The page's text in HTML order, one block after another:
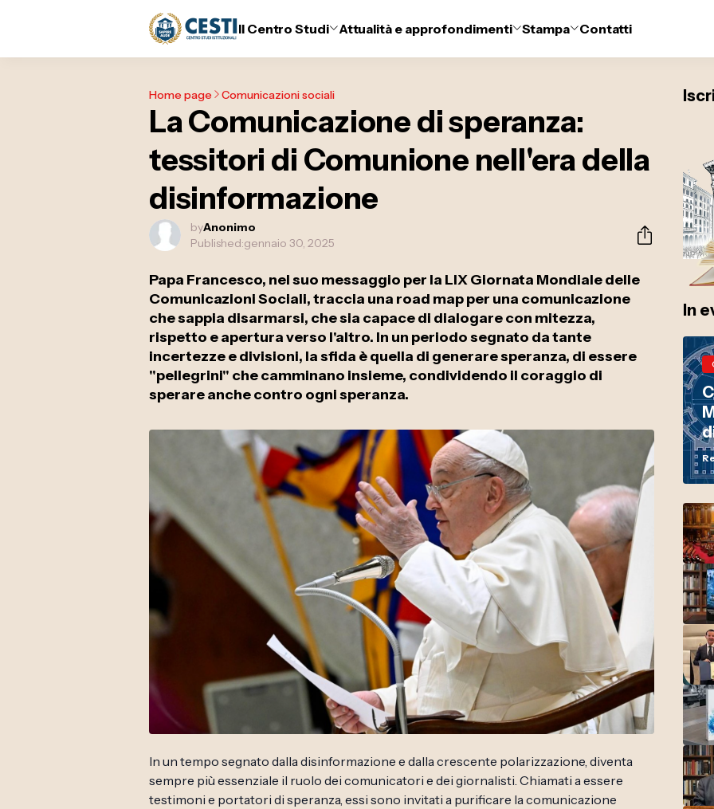
Il Centro Studi Attualità e approfondimenti Stampa Contatti
Home page Comunicazioni sociali
La Comunicazione di speranza:
tessitori di Comunione nell'era della
disinformazione
byAnonimo
Published:gennaio 30, 2025
Papa Francesco, nel suo messaggio per la LIX Giornata Mondiale delle
Comunicazioni Sociali, traccia una road map per una comunicazione
che sappia disarmarsi, che sia capace di dialogare con mitezza,
rispetto e apertura verso l'altro. In un periodo segnato da tante
incertezze e divisioni, la sfida è quella di generare speranza, di essere
"pellegrini" che camminano insieme, condividendo il coraggio di
sperare anche contro ogni speranza.
In un tempo segnato dalla disinformazione e dalla crescente polarizzazione, diventa
sempre più essenziale il ruolo dei comunicatori e dei giornalisti. Chiamati a essere
testimoni e portatori di speranza, essi sono invitati a purificare la comunicazione
In